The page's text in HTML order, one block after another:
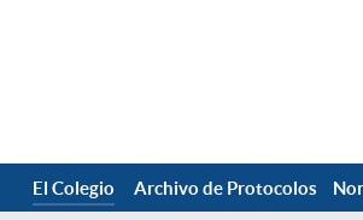
El Colegio Archivo de Protocolos